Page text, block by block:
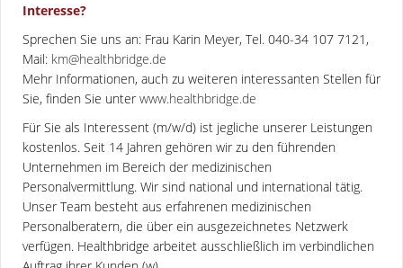
Interesse?
Sprechen Sie uns an: Frau Karin Meyer, Tel. 040-34 107 7121,
Mail: km@healthbridge.de
Mehr Informationen, auch zu weiteren interessanten Stellen für
Sie, finden Sie unter www.healthbridge.de
Für Sie als Interessent (m/w/d) ist jegliche unserer Leistungen
kostenlos. Seit 14 Jahren gehören wir zu den führenden
Unternehmen im Bereich der medizinischen
Personalvermittlung. Wir sind national und international tätig.
Unser Team besteht aus erfahrenen medizinischen
Personalberatern, die über ein ausgezeichnetes Netzwerk
verfügen. Healthbridge arbeitet ausschließlich im verbindlichen